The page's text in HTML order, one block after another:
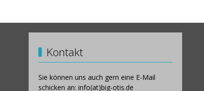
Kontakt
Sie können uns auch gern eine E-Mail
schicken an: info(at)big-otis.de